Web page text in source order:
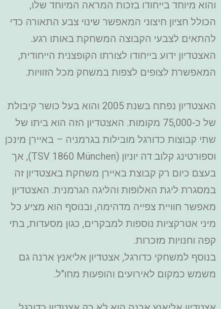
והוא מיוחד בייחודו בזכות המראה המיוחד שלו,
הכולל חציון חיצוני המאפשר שינוי צבע התאורה כדי
להתאים לצבעי הקבוצה המשחקת באותו רגע.
האצטדיון ידוע בייחודו לצורתו הקופצנית הייחודית,
המאפשרת לצופים לצפות במשחק מכל הזוויות.
האצטדיון נפתח בשנת 2005 והוא בעל כושר קיבולת
של כ-75,000 מקומות. האצטדיון הזה הוא ביתו של
שתי קבוצות כדורגל מובילות בגרמניה – באיירן מינכן
וספורטינג קלוב דה יוניון (TSV 1860 München), אך
בעצם כיום רק קבוצת באיירן משחקת באצטדיון זה
במסגרת ליגת האלופות והליגה הגרמנית. האצטדיון
מאפשר חוויית צפייה מדהימה, ובנוסף הוא מציע כל
מיני אטרקציות נוספות למבקרים, כגון מסעדות, בתי
קפה וחנויות מזכרות.
בנוסף למשחקי כדורגל, אצטדיון אליאנץ ארנה גם
משמש כמקום לאירועים והופעות מחו"ל.